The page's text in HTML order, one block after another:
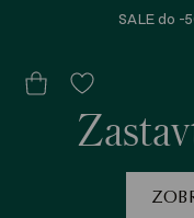
SALE do -